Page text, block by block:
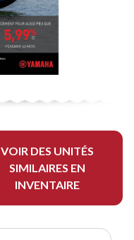
VOIR DES UNITÉS
SIMILAIRES EN
INVENTAIRE